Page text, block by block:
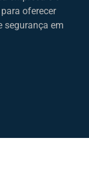
oferecer
segurança em